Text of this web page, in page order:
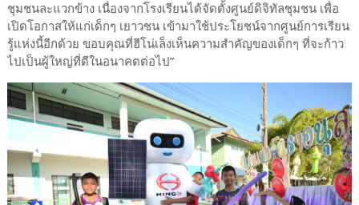
ชุมชนละแวกข้าง เนื่องจากโรงเรียนได้จัดตั้งศูนย์ดิจิทัลชุมชน เพื่อ
เปิดโอกาสให้แก่เด็กๆ เยาวชน เข้ามาใช้ประโยชน์จากศูนย์การเรียน
รู้แห่งนี้อีกด้วย ขอบคุณที่ฮีโน่เล็งเห็นความสำคัญของเด็กๆ ที่จะก้าว
ไปเป็นผู้ใหญ่ที่ดีในอนาคตต่อไป”